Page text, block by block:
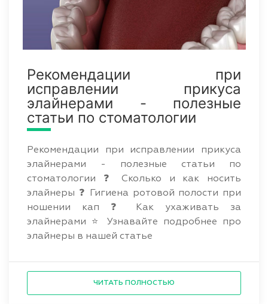
Рекомендации при
исправлении прикуса
элайнерами - полезные
статьи по стоматологии
Рекомендации при исправлении прикуса
элайнерами - полезные статьи по
стоматологии ❓ Сколько и как носить
элайнеры ❓ Гигиена ротовой полости при
ношении кап ❓ Как ухаживать за
элайнерами ⭐ Узнавайте подробнее про
элайнеры в нашей статье
ЧИТАТЬ ПОЛНОСТЬЮ